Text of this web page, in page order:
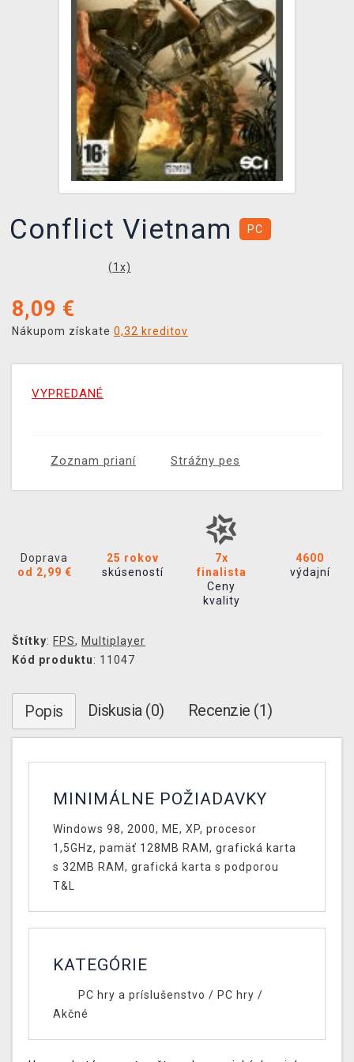
XZONE KLUB
Conflict Vietnam PC
(1 x)
8,09 €
Nákupom získate 0,32 kreditov
VYPREDANÉ
Zoznam prianí Strážny pes
Doprava
od 2,99 €
25 rokov
skúseností
7x
finalista
Ceny
kvality
4600
výdajní
Štítky: FPS, Multiplayer
Kód produktu: 11047
Popis Diskusia (0) Recenzie (1)
MINIMÁLNE POŽIADAVKY
Windows 98, 2000, ME, XP, procesor
1,5GHz, pamäť 128MB RAM, grafická karta
s 32MB RAM, grafická karta s podporou
T&L
KATEGÓRIE
PC hry a príslušenstvo / PC hry /
Akčné